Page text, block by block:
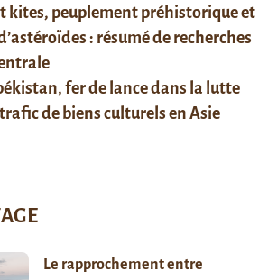
kites, peuplement préhistorique et
: résumé de recherches
fer de lance dans la lutte
de biens culturels en Asie
Le rapprochement entre